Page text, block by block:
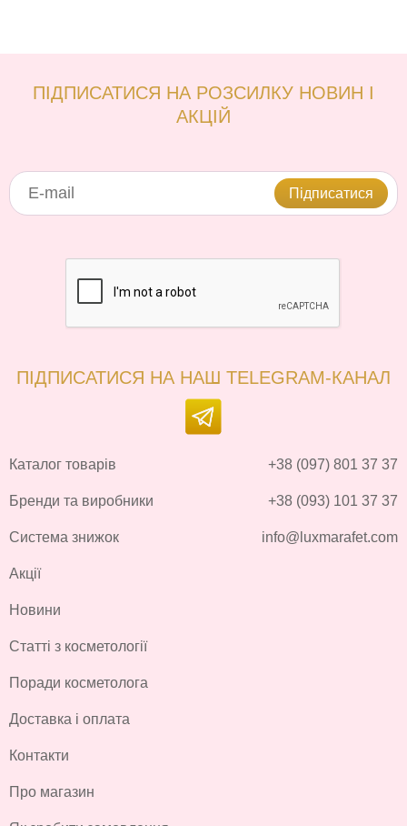
ПІДПИСАТИСЯ НА РОЗСИЛКУ НОВИН І
АКЦІЙ
Підписатися
ПІДПИСАТИСЯ НА НАШ TELEGRAM-КАНАЛ
Каталог товарів
Бренди та виробники
Система знижок
Акції
Новини
Статті з косметології
Поради косметолога
Доставка і оплата
Контакти
Про магазин
+38 (097) 801 37 37
+38 (093) 101 37 37
info@luxmarafet.com